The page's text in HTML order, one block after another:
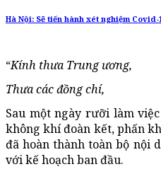
Hà Nội: Sẽ tiến hành xét nghiệm
“Kính thưa Trung ương,
Thưa các đồng chí,
Sau một ngày rưỡi làm
không khí đoàn kết, phấn
đã hoàn thành toàn bộ nội
với kế hoạch ban đầu.